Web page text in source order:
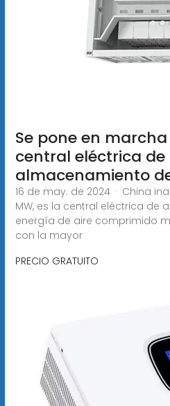
Se pone en
central eléctrica de
almacenamiento
16 de may. de 2024 · China
MW, es la central eléctrica de
energía de aire comprimido
con la mayor
PRECIO GRATUITO